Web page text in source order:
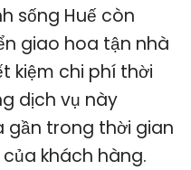
sống Huế còn
giao hoa tận nhà
kiệm chi phí thời
dịch vụ này
trong thời gian
khách hàng.